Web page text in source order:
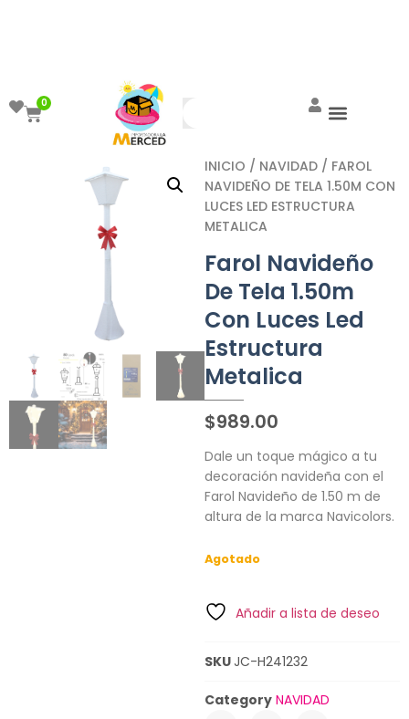
0
INICIO / NAVIDAD / FAROL
NAVIDEÑO DE TELA 1.50M CON
LUCES LED ESTRUCTURA
METALICA
Farol Navideño
De Tela 1.50m
Con Luces Led
Estructura
Metalica
$989.00
Dale un toque mágico a tu
decoración navideña con el
Farol Navideño de 1.50 m de
altura de la marca Navicolors.
Agotado
Añadir a lista de deseo
SKUJC-H241232
Category NAVIDAD